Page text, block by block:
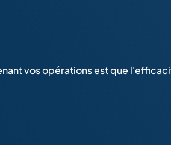
vos opérations est que